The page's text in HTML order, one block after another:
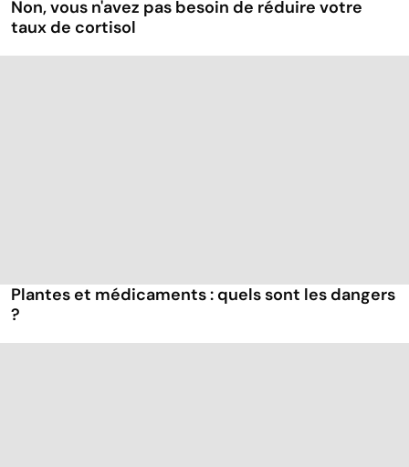
Non, vous n'avez pas besoin de réduire votre
taux de cortisol
Plantes et médicaments : quels sont les dangers
?